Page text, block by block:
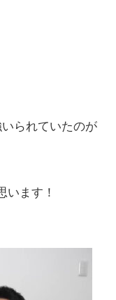
られていたのが
います！